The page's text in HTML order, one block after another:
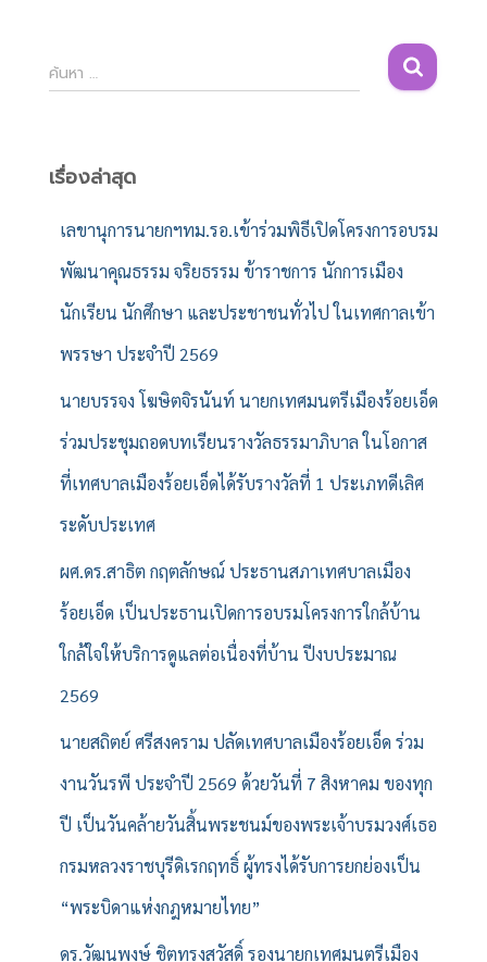
ค้
น
สำ
ค้นหา …
เรื่องล่าสุด
เลขานุการนายกฯทม.รอ.เข้าร่วมพิธีเปิดโครงการอบรม
พัฒนาคุณธรรม จริยธรรม ข้าราชการ นักการเมือง
นักเรียน นักศึกษา และประชาชนทั่วไป ในเทศกาลเข้า
พรรษา ประจำปี 2569
นายบรรจง โฆษิตจิรนันท์ นายกเทศมนตรีเมืองร้อยเอ็ด
ร่วมประชุมถอดบทเรียนรางวัลธรรมาภิบาล ในโอกาส
ที่เทศบาลเมืองร้อยเอ็ดได้รับรางวัลที่ 1 ประเภทดีเลิศ
ระดับประเทศ
ผศ.ดร.สาธิต กฤตลักษณ์ ประธานสภาเทศบาลเมือง
ร้อยเอ็ด เป็นประธานเปิดการอบรมโครงการใกล้บ้าน
ใกล้ใจให้บริการดูแลต่อเนื่องที่บ้าน ปีงบประมาณ
2569
นายสถิตย์ ศรีสงคราม ปลัดเทศบาลเมืองร้อยเอ็ด ร่วม
งานวันรพี ประจำปี 2569 ด้วยวันที่ 7 สิงหาคม ของทุก
ปี เป็นวันคล้ายวันสิ้นพระชนม์ของพระเจ้าบรมวงศ์เธอ
กรมหลวงราชบุรีดิเรกฤทธิ์ ผู้ทรงได้รับการยกย่องเป็น
“พระบิดาแห่งกฎหมายไทย”
ดร.วัฒนพงษ์ ชิตทรงสวัสดิ์ รองนายกเทศมนตรีเมือง